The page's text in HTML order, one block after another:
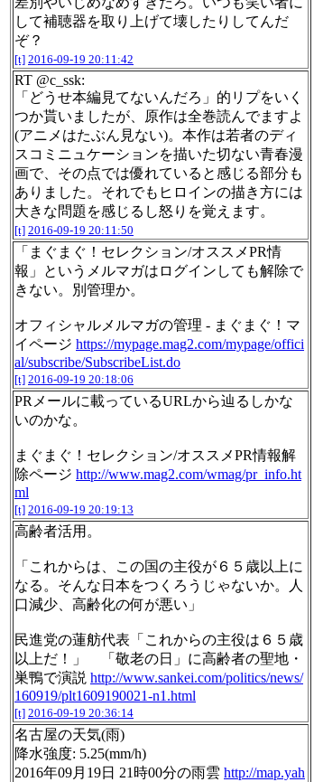
して補聴器を取り上げて壊したりしてんだ
ぞ？
[t] 2016-09-19 20:11:42
RT @c_ssk:
「どうせ本編見てないんだろ」的リプをいく
つか貰いましたが、原作は全巻読んでますよ
(アニメはたぶん見ない)。本作は若者のディ
スコミニュケーションを描いた切ない青春漫
画で、その点では優れていると感じる部分も
ありました。それでもヒロインの描き方には
大きな問題を感じるし怒りを覚えます。
[t] 2016-09-19 20:11:50
「まぐまぐ！セレクション/オススメPR情
報」というメルマガはログインしても解除で
きない。別管理か。
オフィシャルメルマガの管理 - まぐまぐ！マ
イページ https://mypage.mag2.com/mypage/offici
al/subscribe/SubscribeList.do
[t] 2016-09-19 20:18:06
PRメールに載っているURLから辿るしかな
いのかな。
まぐまぐ！セレクション/オススメPR情報解
除ページ http://www.mag2.com/wmag/pr_info.ht
ml
[t] 2016-09-19 20:19:13
高齢者活用。
「これからは、この国の主役が６５歳以上に
なる。そんな日本をつくろうじゃないか。人
口減少、高齢化の何が悪い」
民進党の蓮舫代表「これからの主役は６５歳
以上だ！」 「敬老の日」に高齢者の聖地・
巣鴨で演説 http://www.sankei.com/politics/news/
160919/plt1609190021-n1.html
[t] 2016-09-19 20:36:14
名古屋の天気(雨)
降水強度: 5.25(mm/h)
2016年09月19日 21時00分の雨雲 http://map.yah